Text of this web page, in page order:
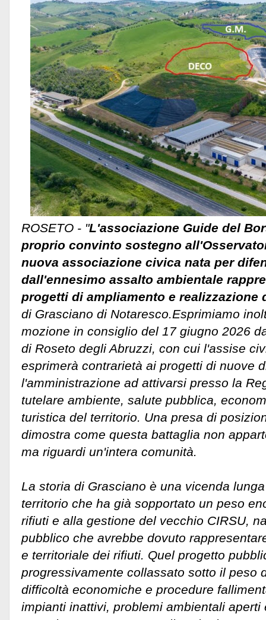
ROSETO - "L'associazione Guide del
proprio convinto sostegno
nuova associazione civica nata per
dall'ennesimo assalto ambientale
progetti di ampliamento e realizzazione
di Grasciano di Notaresco.Esprimiamo
mozione in consiglio del 17 giugno 2026
di Roseto degli Abruzzi, con cui l'assise
esprimerà contrarietà ai progetti di nuove
l'amministrazione ad attivarsi presso la
tutelare ambiente, salute pubblica,
turistica del territorio. Una presa di
dimostra come questa battaglia non
ma riguardi un'intera comunità.
La storia di Grasciano è una vicenda
territorio che ha già sopportato un peso
rifiuti e alla gestione del vecchio CIRSU,
pubblico che avrebbe dovuto
e territoriale dei rifiuti. Quel progetto
progressivamente collassato sotto il peso
difficoltà economiche e procedure
impianti inattivi, problemi ambientali aperti